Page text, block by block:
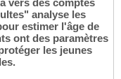
vers des comptes
analyse les
estimer l'âge de
ont des paramètres
les jeunes